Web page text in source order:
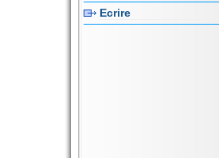
Ecrire